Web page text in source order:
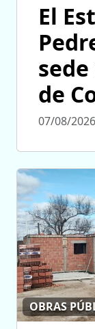
El
de
07/08/
OBRAS